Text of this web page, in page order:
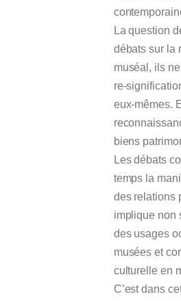
La question
débats sur la
muséal, ils
re-
eux-mêmes.
biens
Les débats
temps la
des relations
implique non
des usages
musées et
culturelle en
C’est dans